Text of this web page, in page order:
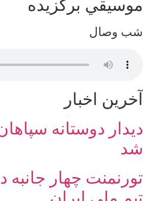
موسيقي برگزيده
شب وصال
آخرین اخبار
دیدار دوستانه
شد
تورنمنت چهار جانبه